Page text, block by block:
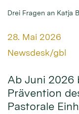
Drei Fragen an Katja
Datum:
28. Mai 2026
Von:
Newsdesk/gbl
Ab Juni 2026
Prävention
Pastorale